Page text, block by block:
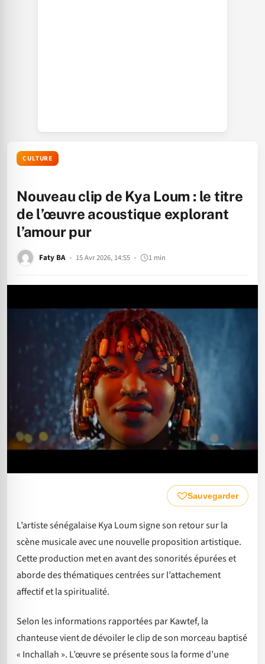
CULTURE
Nouveau clip de Kya Loum : le titre
de l’œuvre acoustique explorant
l’amour pur
Faty BA 15 Avr 2026, 14:55 1 min
Sauvegarder
L’artiste sénégalaise Kya Loum signe son retour sur la
scène musicale avec une nouvelle proposition artistique.
Cette production met en avant des sonorités épurées et
aborde des thématiques centrées sur l’attachement
affectif et la spiritualité.
Selon les informations rapportées par Kawtef, la
chanteuse vient de dévoiler le clip de son morceau baptisé
« Inchallah ». L’œuvre se présente sous la forme d’une